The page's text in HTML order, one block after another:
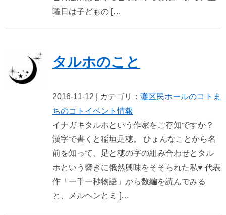
曜日は子どもの […
タルホのこと
2016-11-12 | カテゴリ： 灘区民ホールのコト ま
ちのコト イベント情報
イナガキタルホという作家をご存知ですか？
漢字で書くと稲垣足穂。 ひょんなことから名
前を知って、足と穂の字の組み合わせとタル
ホという響きに俄然興味をそそられた私♥ 代表
作「一千一秒物語」から数編を読んでみる
と、メルヘンとミ […